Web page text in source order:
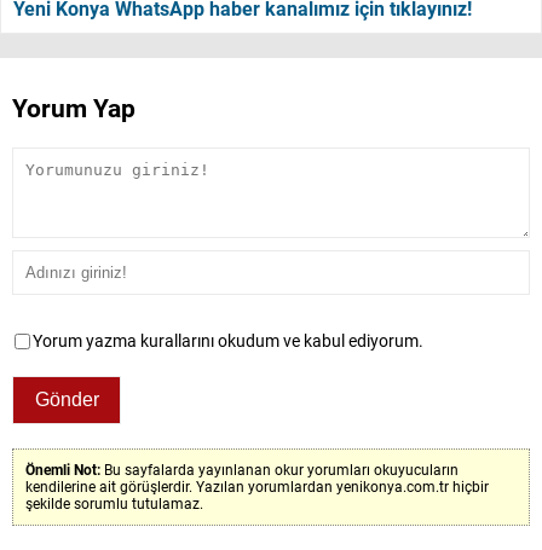
Yeni Konya WhatsApp haber kanalımız için tıklayınız!
Yorum Yap
Yorum yazma kurallarını okudum ve kabul ediyorum.
Önemli Not: Bu sayfalarda yayınlanan okur yorumları okuyucuların
kendilerine ait görüşlerdir. Yazılan yorumlardan yenikonya.com.tr hiçbir
şekilde sorumlu tutulamaz.